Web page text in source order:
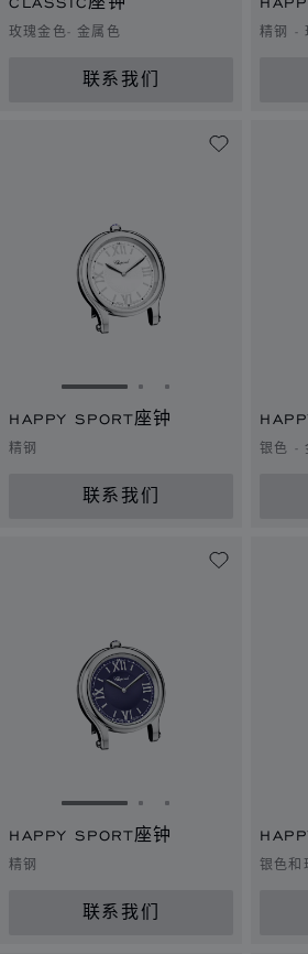
玫瑰金色- 金属色
联系我们
精钢 -
转到幻灯片 1转到幻灯片 2
转到幻灯片 3
HAPPY SPORT座钟
精钢
联系我们
银色 -
转到幻灯片 1转到幻灯片 2
转到幻灯片 3
HAPPY SPORT座钟
精钢
联系我们
银色和